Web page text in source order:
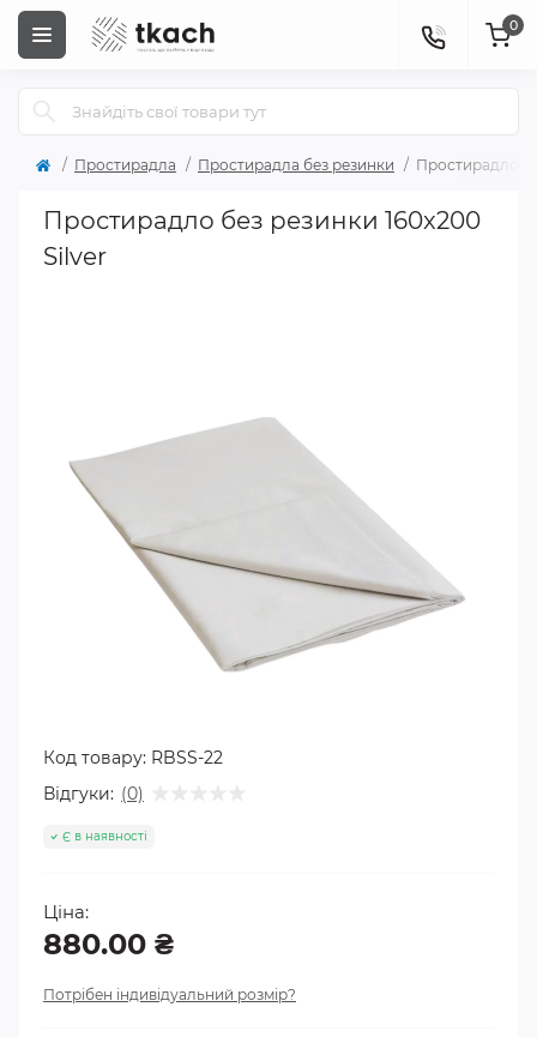
0
Простирадла Простирадла без резинки Простирадло
Простирадло без резинки 160x200
Silver
Код товару: RBSS-22
Відгуки: (0)
Є в наявності
Ціна:
880.00 ₴
Потрібен індивідуальний розмір?